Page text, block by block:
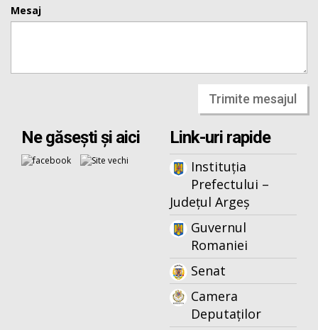
Mesaj
Trimite mesajul
Ne găsești și aici Link-uri rapide
Instituția
Prefectului –
Județul Argeș
Guvernul
Romaniei
Senat
Camera
Deputaților